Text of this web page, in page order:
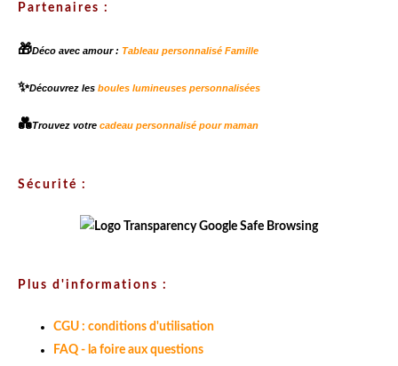
Partenaires :
🎁Déco avec amour : Tableau personnalisé Famille
✨Découvrez les boules lumineuses personnalisées
💑Trouvez votre cadeau personnalisé pour maman
Sécurité :
Plus d'informations :
CGU : conditions d'utilisation
FAQ - la foire aux questions